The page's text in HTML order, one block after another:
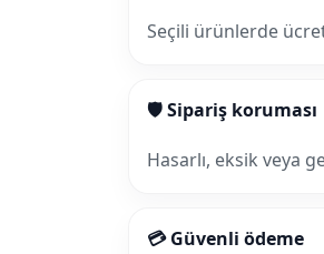
Seçili ürünlerde
🛡 Sipariş koruması
Hasarlı, eksik veya
💳 Güvenli ödeme